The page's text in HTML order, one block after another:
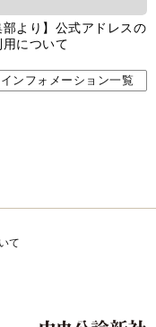
right reserved